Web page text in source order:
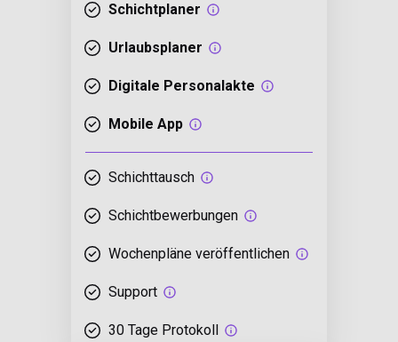
Schichtplaner
Urlaubsplaner
Digitale Personalakte
Mobile App
Schichttausch
Schichtbewerbungen
Wochenpläne veröffent­lichen
Support
30 Tage Protokoll